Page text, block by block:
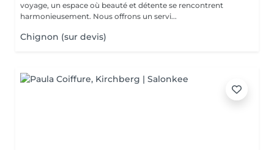
voyage, un espace où beauté et détente se rencontrent
harmonieusement. Nous offrons un servi...
Chignon (sur devis)